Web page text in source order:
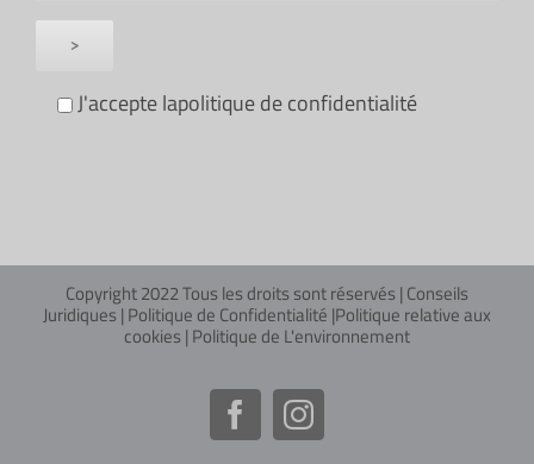
J'accepte lapolitique de confidentialité
Copyright 2022 Tous les droits sont réservés |Conseils
Juridiques |Politique de Confidentialité |Politique relative aux
cookies |Politique de L'environnement
FacebookInstagram